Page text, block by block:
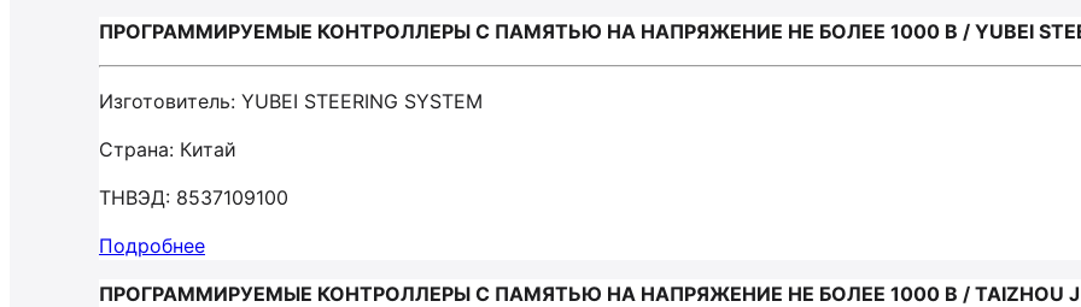
ПРОГРАММИРУЕМЫЕ КОНТРОЛЛЕРЫ С ПАМЯТЬЮ НА НАПРЯЖЕНИЕ НЕ БОЛЕЕ 1000 В / YUBEI
Изготовитель: YUBEI STEERING SYSTEM
Страна: Китай
ТНВЭД: 8537109100
Подробнее
ПРОГРАММИРУЕМЫЕ КОНТРОЛЛЕРЫ С ПАМЯТЬЮ НА НАПРЯЖЕНИЕ НЕ БОЛЕЕ 1000 В / TAIZHOU